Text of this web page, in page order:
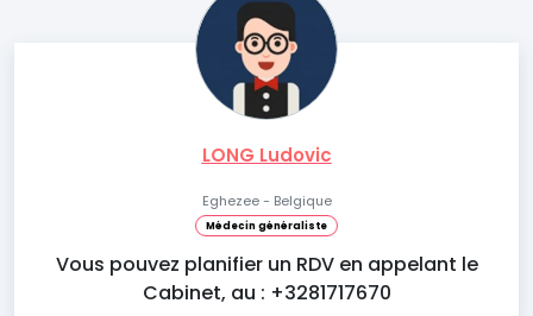
LONG Ludovic
Eghezee - Belgique
Médecin généraliste
Vous pouvez planifier un RDV en appelant le
Cabinet, au : +3281717670